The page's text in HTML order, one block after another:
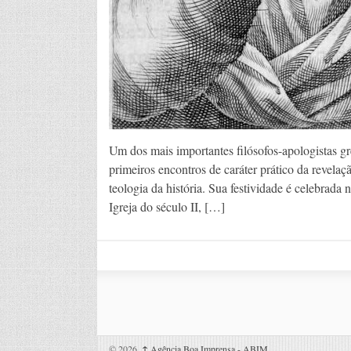
Um dos mais importantes filósofos-apologistas
primeiros encontros de caráter prático da
teologia da história. Sua festividade é
Igreja do século II, […]